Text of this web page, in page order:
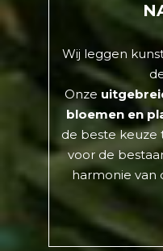
Wij leggen
Onze
bloemen en
de beste
voor de
harmonie van